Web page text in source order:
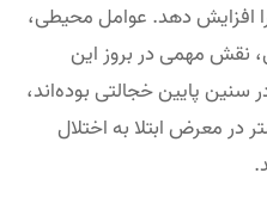
را افزایش دهد. عوامل محیطی،
نقش مهمی در بروز این
سنین پایین خجالتی بوده‌اند،
در معرض ابتلا به اختلال